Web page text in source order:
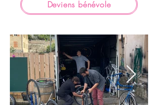
Deviens bénévole